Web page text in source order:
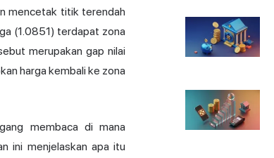
mencetak titik terendah
(1.0851) terdapat zona
merupakan gap nilai
harga kembali ke zona
membaca di mana
ini menjelaskan apa itu